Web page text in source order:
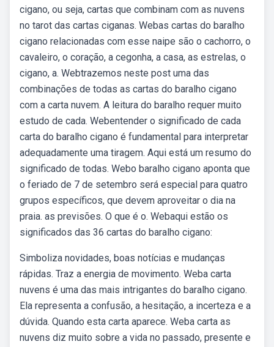
cigano, ou seja, cartas que combinam com as nuvens
no tarot das cartas ciganas. Webas cartas do baralho
cigano relacionadas com esse naipe são o cachorro, o
cavaleiro, o coração, a cegonha, a casa, as estrelas, o
cigano, a. Webtrazemos neste post uma das
combinações de todas as cartas do baralho cigano
com a carta nuvem. A leitura do baralho requer muito
estudo de cada. Webentender o significado de cada
carta do baralho cigano é fundamental para interpretar
adequadamente uma tiragem. Aqui está um resumo do
significado de todas. Webo baralho cigano aponta que
o feriado de 7 de setembro será especial para quatro
grupos específicos, que devem aproveitar o dia na
praia. as previsões. O que é o. Webaqui estão os
significados das 36 cartas do baralho cigano:
Simboliza novidades, boas notícias e mudanças
rápidas. Traz a energia de movimento. Weba carta
nuvens é uma das mais intrigantes do baralho cigano.
Ela representa a confusão, a hesitação, a incerteza e a
dúvida. Quando esta carta aparece. Weba carta as
nuvens diz muito sobre a vida no passado, presente e